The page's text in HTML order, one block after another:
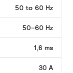
50 to 60 Hz
50–60 Hz
1,6 ms
30 A